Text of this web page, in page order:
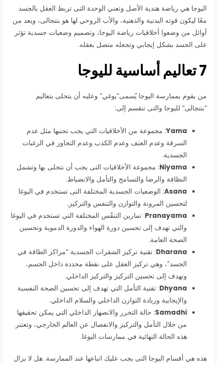
اليوجا هي رياضة هندية الأصل وتعني الوحدة التى تربط العقل بالجسد
معًا ليكون قوته البدنية والذهنية، والأب الروحي لها هو بتنجالى، ويعد من
أوائل من وضعوا أخلاقيات رياضة اليوجا، وتصميم وضعيات جسدية تؤثر
على الجسد بشكل إيجابي وتجعله متصل بعقله.
7 تعاليم أساسية لليوجا
من يقوم بممارسة اليوجا يُسمى”يوغي” وعليه أن يتحلى بتعاليم
“بتنجالى” لليوجا والتى تنقسم إلى:
Yama: مجموعة من الأخلاقيات التي يجب تجنبها مثل عدم
السرقة وعدم العنف وعدم الكذب وعدم التجاوز في الرغبات
الجسدية.
Niyama: مجموعة الأخلاقيات التى يجب أن نتحلى بها وتشمل
النظافة والرضا والتسامح والتأمل والانضباط.
Asana: الوضعيات الجسدية المختلفة التى تستخدم في اليوغا
لتحسين المرونة والتوازن والتنفس والتركيز.
Pranayama: تمارين التنفّس المختلفة التي تستخدم في اليوغا
والتي تهدف إلى تحسين دورة الهواء والدورة الدموية وتحسين
الصحة العامة.
Dharana: تقنية تركيز الشقرات الجسدية “مراكز الطاقة في
الجسد”، وهي تركيز العقل على نقطة محددة داخل الجسم،
وتهدف إلى تحسين التركيز والتركيز الداخلي.
Dhyana: تقنية التأمل التي تهدف إلى تحسين الصحة النفسية
والإيجابية وزيادة التوازن الداخلي والسلام الداخلي.
Samadhi: حالة التحرر والانصهار الداخلي التي يمكن تحقيقها
من خلال التأمل والتركيز والانفصال عن العالم الخارجي، وتعتبر
هذه الحالة النهائية في ممارسات اليوغا.
هذه هي أقسام اليوجا التى يجب عليك اتباعها عند الممارسة. هل لا يزال